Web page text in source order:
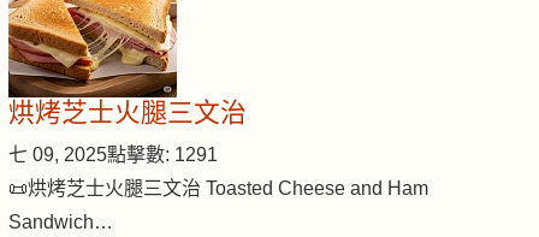
烘烤芝士火腿三文治
七 09, 2025點擊數: 1291
📜烘烤芝士火腿三文治 Toasted Cheese and Ham
Sandwich…